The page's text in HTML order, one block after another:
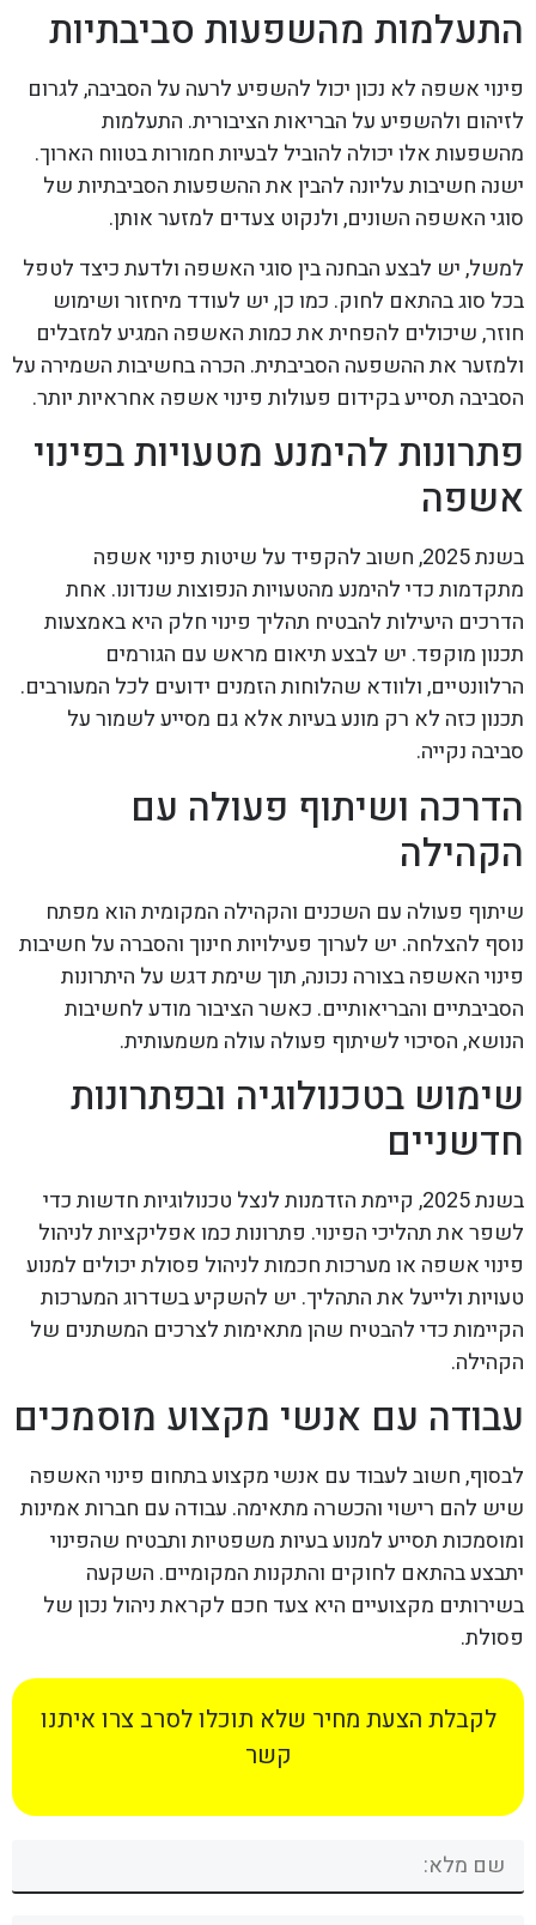
התעלמות מהשפעות סביבתיות
פינוי אשפה לא נכון יכול להשפיע לרעה על הסביבה, לגרום
לזיהום ולהשפיע על הבריאות הציבורית. התעלמות
מהשפעות אלו יכולה להוביל לבעיות חמורות בטווח הארוך.
ישנה חשיבות עליונה להבין את ההשפעות הסביבתיות של
סוגי האשפה השונים, ולנקוט צעדים למזער אותן.
למשל, יש לבצע הבחנה בין סוגי האשפה ולדעת כיצד לטפל
בכל סוג בהתאם לחוק. כמו כן, יש לעודד מיחזור ושימוש
חוזר, שיכולים להפחית את כמות האשפה המגיע למזבלים
ולמזער את ההשפעה הסביבתית. הכרה בחשיבות השמירה על
הסביבה תסייע בקידום פעולות פינוי אשפה אחראיות יותר.
פתרונות להימנע מטעויות בפינוי
אשפה
בשנת 2025, חשוב להקפיד על שיטות פינוי אשפה
מתקדמות כדי להימנע מהטעויות הנפוצות שנדונו. אחת
הדרכים היעילות להבטיח תהליך פינוי חלק היא באמצעות
תכנון מוקפד. יש לבצע תיאום מראש עם הגורמים
הרלוונטיים, ולוודא שהלוחות הזמנים ידועים לכל המעורבים.
תכנון כזה לא רק מונע בעיות אלא גם מסייע לשמור על
סביבה נקייה.
הדרכה ושיתוף פעולה עם
הקהילה
שיתוף פעולה עם השכנים והקהילה המקומית הוא מפתח
נוסף להצלחה. יש לערוך פעילויות חינוך והסברה על חשיבות
פינוי האשפה בצורה נכונה, תוך שימת דגש על היתרונות
הסביבתיים והבריאותיים. כאשר הציבור מודע לחשיבות
הנושא, הסיכוי לשיתוף פעולה עולה משמעותית.
שימוש בטכנולוגיה ובפתרונות
חדשניים
בשנת 2025, קיימת הזדמנות לנצל טכנולוגיות חדשות כדי
לשפר את תהליכי הפינוי. פתרונות כמו אפליקציות לניהול
פינוי אשפה או מערכות חכמות לניהול פסולת יכולים למנוע
טעויות ולייעל את התהליך. יש להשקיע בשדרוג המערכות
הקיימות כדי להבטיח שהן מתאימות לצרכים המשתנים של
הקהילה.
עבודה עם אנשי מקצוע מוסמכים
לבסוף, חשוב לעבוד עם אנשי מקצוע בתחום פינוי האשפה
שיש להם רישוי והכשרה מתאימה. עבודה עם חברות אמינות
ומוסמכות תסייע למנוע בעיות משפטיות ותבטיח שהפינוי
יתבצע בהתאם לחוקים והתקנות המקומיים. השקעה
בשירותים מקצועיים היא צעד חכם לקראת ניהול נכון של
פסולת.
לקבלת הצעת מחיר שלא תוכלו לסרב צרו איתנו
קשר